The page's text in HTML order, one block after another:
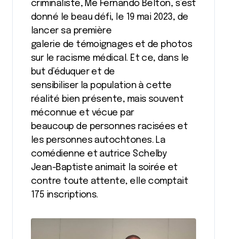
criminaliste, Me Fernando Belton, s’est
donné le beau défi, le 19 mai 2023, de
lancer sa première
galerie de témoignages et de photos
sur le racisme médical. Et ce, dans le
but d’éduquer et de
sensibiliser la population à cette
réalité bien présente, mais souvent
méconnue et vécue par
beaucoup de personnes racisées et
les personnes autochtones. La
comédienne et autrice Schelby
Jean-Baptiste animait la soirée et
contre toute attente, elle comptait
175 inscriptions.